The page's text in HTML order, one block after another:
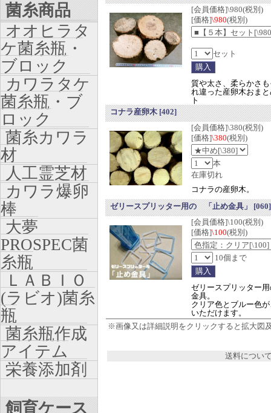
[会員価格]\980(税別)
[価格]\980(税別)
セット
質や太さ、柔らかさ
れ違った産卵木おま
ト
コナラ産卵木[402]
[会員価格]\380(税別)
[価格]\380(税別)
本
在庫切れ
コナラの産卵木。
ゼリースプリッター用の 「止め金具」[060]
[会員価格]\100(税別)
[価格]\100(税別)
10個まで
ゼリースプリッター
金具。
クリア色とブルー色
いただけます。
※画像又は詳細説明をクリックすると拡大図
送料につい
菌糸商品
オオヒラタ
ケ菌糸瓶・
ブロック
カワラタケ
菌糸瓶・ブ
ロック
菌糸カワラ
材
人工霊芝材
カワラ爆卵
棒
大夢
PROSPEC菌
糸瓶
ＬＡＢＩＯ
(ラビオ)菌糸
瓶
菌糸瓶作成
アイテム
栄養添加剤
飼育ケース